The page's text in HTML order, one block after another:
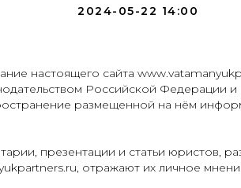
2024-05-22 14:00
настоящего сайта
Российской Федерации
размещенной на нём
презентации и статьи юристов,
отражают их личное